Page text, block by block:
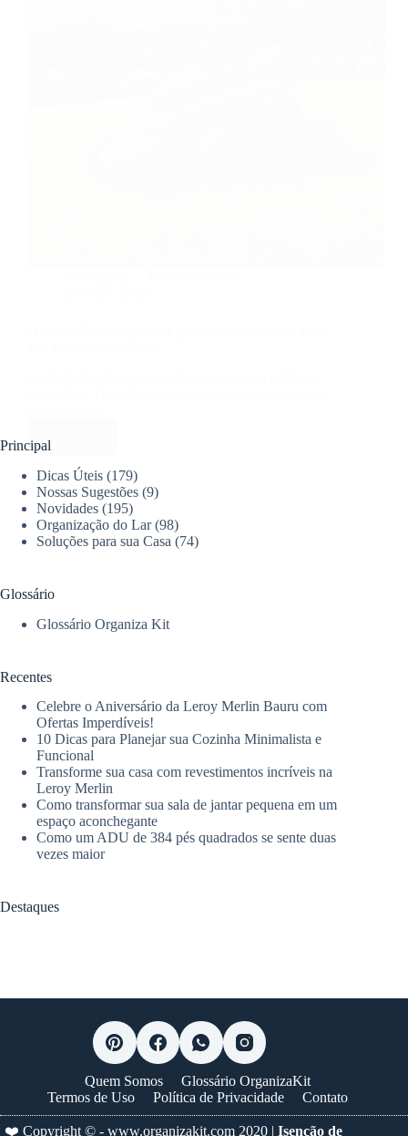
Leia mais
de
cortar
a
grama
na
um
gramado
Principal
Dicas Úteis (179)
Nossas Sugestões (9)
Novidades (195)
Organização do Lar(98)
Soluções para sua Casa (74)
Glossário
Glossário Organiza Kit
Recentes
Celebre o Aniversário da Leroy Merlin Bauru com
Ofertas Imperdíveis!
10 Dicas para Planejar sua Cozinha Minimalista e
Funcional
Transforme sua casa com revestimentos incríveis na
Leroy Merlin
Como transformar sua sala de jantar pequena em um
espaço aconchegante
Como um ADU de 384 pés quadrados se sente duas
vezes maior
Destaques
Quem Somos
Glossário OrganizaKit
Termos de Uso
Política de Privacidade Contato
❤️ Copyright © - www.organizakit.com 2020 | Isenção de